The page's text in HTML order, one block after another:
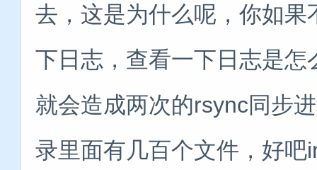
去，这是为什么呢，你如
下日志，查看一下日志是
就会造成两次的rsync同步
录里面有几百个文件，好